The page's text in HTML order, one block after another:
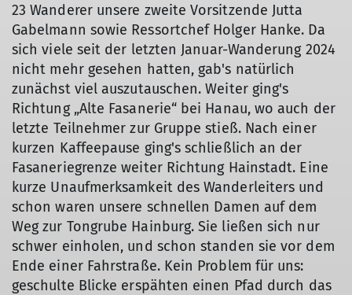
23 Wanderer unsere zweite Vorsitzende Jutta
Gabelmann sowie Ressortchef Holger Hanke. Da
sich viele seit der letzten Januar-Wanderung 2024
nicht mehr gesehen hatten, gab's natürlich
zunächst viel auszutauschen. Weiter ging's
Richtung „Alte Fasanerie“ bei Hanau, wo auch der
letzte Teilnehmer zur Gruppe stieß. Nach einer
kurzen Kaffeepause ging's schließlich an der
Fasaneriegrenze weiter Richtung Hainstadt. Eine
kurze Unaufmerksamkeit des Wanderleiters und
schon waren unsere schnellen Damen auf dem
Weg zur Tongrube Hainburg. Sie ließen sich nur
schwer einholen, und schon standen sie vor dem
Ende einer Fahrstraße. Kein Problem für uns:
geschulte Blicke erspähten einen Pfad durch das